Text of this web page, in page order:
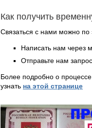
Как получить
Связаться с нами можно по
Написать нам через
Отправьте нам
Более подробно о
узнать на этой странице